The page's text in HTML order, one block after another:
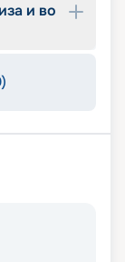
и во